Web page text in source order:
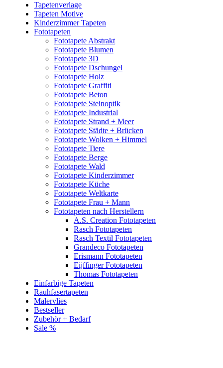
Tapetenverlage
Tapeten Motive
Kinderzimmer Tapeten
Fototapeten
Fototapete Abstrakt
Fototapete Blumen
Fototapete 3D
Fototapete Dschungel
Fototapete Holz
Fototapete Graffiti
Fototapete Beton
Fototapete Steinoptik
Fototapete Industrial
Fototapete Strand + Meer
Fototapete Städte + Brücken
Fototapete Wolken + Himmel
Fototapete Tiere
Fototapete Berge
Fototapete Wald
Fototapete Kinderzimmer
Fototapete Küche
Fototapete Weltkarte
Fototapete Frau + Mann
Fototapeten nach Herstellern
A.S. Creation Fototapeten
Rasch Fototapeten
Rasch Textil Fototapeten
Grandeco Fototapeten
Erismann Fototapeten
Eijffinger Fototapeten
Thomas Fototapeten
Einfarbige Tapeten
Rauhfasertapeten
Malervlies
Bestseller
Zubehör + Bedarf
Sale %